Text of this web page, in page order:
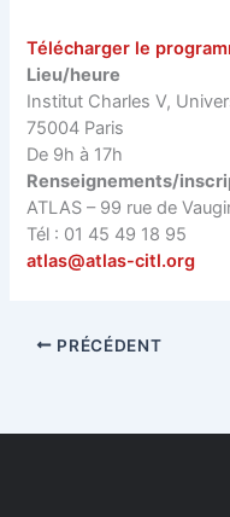
Télécharger le
Lieu/heure
Institut Charles V,
75004 Paris
De 9h à 17h
Renseignements/
ATLAS – 99 rue de
Tél : 01 45 49 18 95
atlas@atlas-citl.org
PRÉCÉDENT